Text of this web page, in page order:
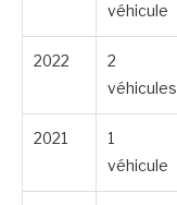
véhicule
2022
2
véhicules
2021
1
véhicule